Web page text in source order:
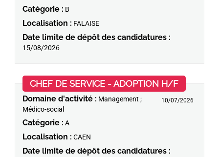
Catégorie : B
Localisation : FALAISE
Date limite de dépôt des candidatures :
15/08/2026
CHEF DE SERVICE - ADOPTION H/F
10/07/2026
Domaine d'activité : Management ;
Médico-social
Catégorie : A
Localisation : CAEN
Date limite de dépôt des candidatures :